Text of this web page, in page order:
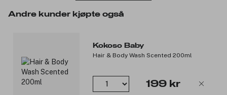
hårbunnskrem for barn fra Kokoso. Denne økologiske og
naturlige kremen hjelper mot sår, tørr og øm hårbunn.
Natural Baby Hairbrush: en naturbørste er laget av 100 %
naturlig bust og massivt tre. Børsten er myk og god, og
grer babyens tynne hår, og er samtidig mild og snill mot
hodebunnen. Hårbørsten er 15 cm lang og tar liten plass i
Andre kunder kjøpte også
Kokoso Baby
Hair & Body Wash Scented 200ml
199 kr